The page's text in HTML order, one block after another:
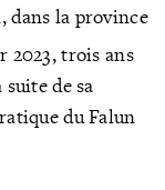
dans la province
2023, trois ans
de sa
du Falun